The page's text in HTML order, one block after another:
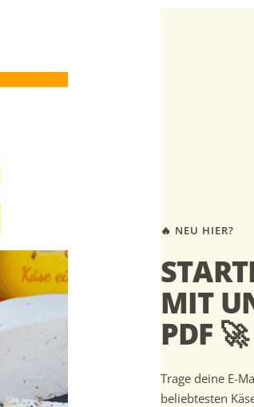
🔥 NEU HIER?
MIT
PDF 🚀
Trage deine E-
beliebtesten